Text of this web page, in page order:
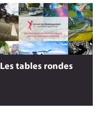
Les tables rondes